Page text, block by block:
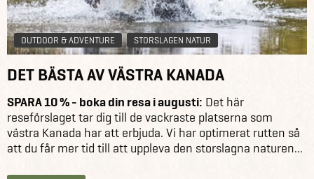
OUTDOOR & ADVENTURE STORSLAGEN NATUR
DET BÄSTA AV VÄSTRA KANADA
SPARA 10 % - boka din resa i augusti: Det här
reseförslaget tar dig till de vackraste platserna som
västra Kanada har att erbjuda. Vi har optimerat rutten så
att du får mer tid till att uppleva den storslagna naturen...